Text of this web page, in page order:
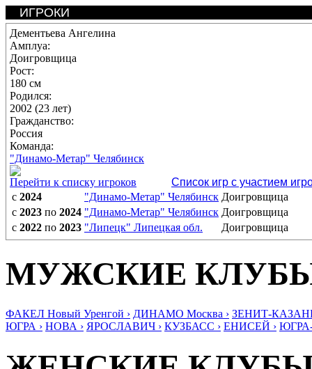
ИГРОКИ
Дементьева Ангелина
Амплуа:
Доигровщица
Рост:
180 см
Родился:
2002 (23 лет)
Гражданство:
Россия
Команда:
"Динамо-Метар" Челябинск
Перейти к списку игроков
Список игр с участием
с 2024 "Динамо-Метар" Челябинск Доигровщица
с 2023 по 2024 "Динамо-Метар" Челябинск Доигровщица
с 2022 по 2023 "Липецк" Липецкая обл. Доигровщица
МУЖСКИЕ
ФАКЕЛ Новый Уренгой › ДИНАМО Москва › ЗЕНИТ-
ЮГРА › НОВА › ЯРОСЛАВИЧ › КУЗБАСС › ЕНИСЕЙ ›